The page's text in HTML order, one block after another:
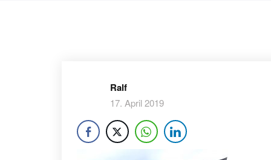
Ralf
17. April 2019